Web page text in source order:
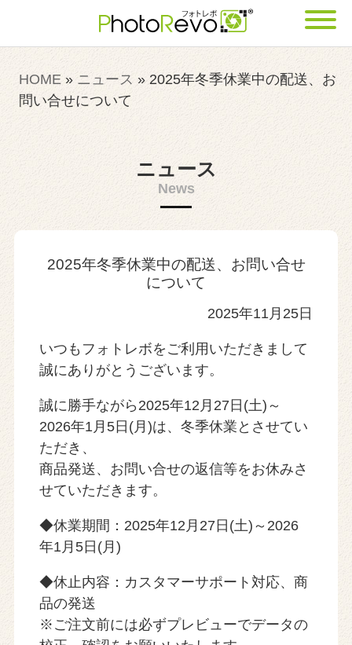
HOME » ニュース » 2025年冬季休業中の配送、お
問い合せについて
ニュース
News
2025年冬季休業中の配送、お問い合せ
について
2025年11月25日
いつもフォトレボをご利用いただきまして
誠にありがとうございます。
誠に勝手ながら2025年12月27日(土)～
2026年1月5日(月)は、冬季休業とさせてい
ただき、
商品発送、お問い合せの返信等をお休みさ
せていただきます。
◆休業期間：2025年12月27日(土)～2026
年1月5日(月)
◆休止内容：カスタマーサポート対応、商
品の発送
※ご注文前には必ずプレビューでデータの